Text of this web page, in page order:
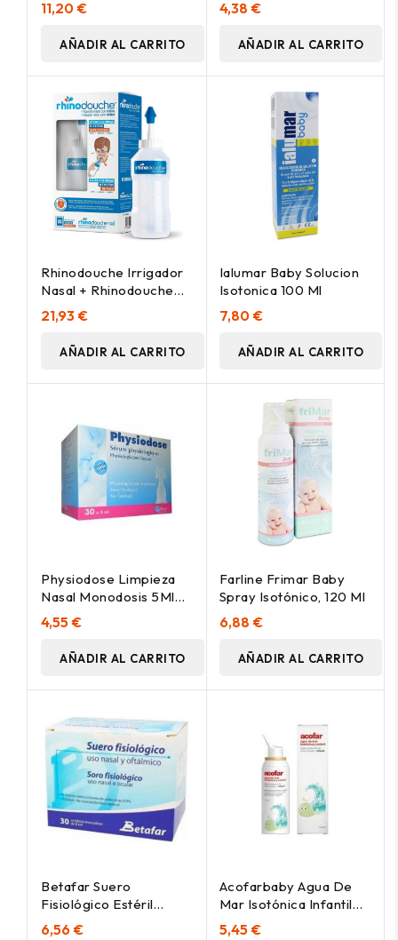
11,20 €
AÑADIR AL CARRITO
4,38 €
AÑADIR AL CARRITO
Rhinodouche Irrigador
Nasal + Rhinodouche
Sal 26 Sobres
21,93 €
AÑADIR AL CARRITO
Ialumar Baby Solucion
Isotonica 100 Ml
7,80 €
AÑADIR AL CARRITO
Physiodose Limpieza
Nasal Monodosis 5Ml
30 Uds
4,55 €
AÑADIR AL CARRITO
Farline Frimar Baby
Spray Isotónico, 120 Ml
6,88 €
AÑADIR AL CARRITO
Betafar Suero
Fisiológico Estéril
30Uds
6,56 €
Acofarbaby Agua De
Mar Isotónica Infantil
100Ml
5,45 €